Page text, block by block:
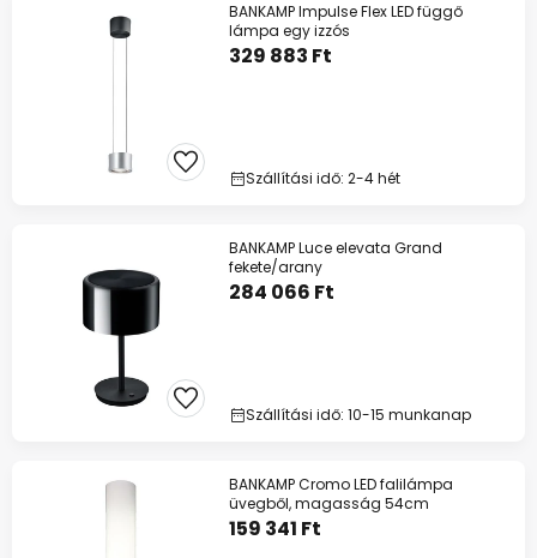
BANKAMP Impulse Flex LED függő
lámpa egy izzós
329 883 Ft
Szállítási idő: 2-4 hét
BANKAMP Luce elevata Grand
fekete/arany
284 066 Ft
Szállítási idő: 10-15 munkanap
BANKAMP Cromo LED falilámpa
üvegből, magasság 54cm
159 341 Ft